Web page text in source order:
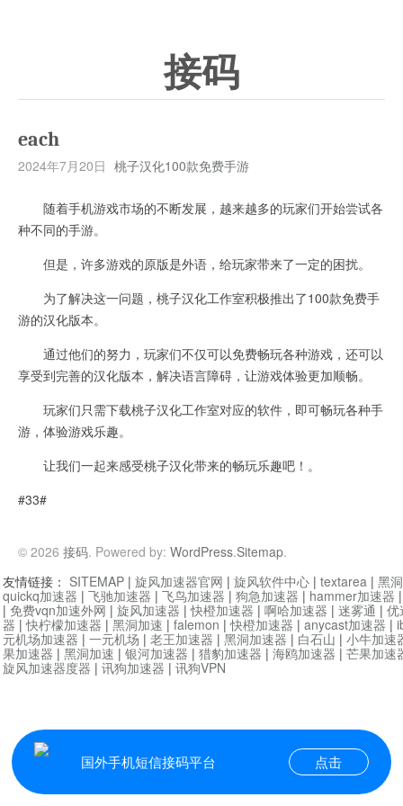
接码
each
2024年7月20日 桃子汉化100款免费手游
随着手机游戏市场的不断发展，越来越多的玩家们开始尝试各
种不同的手游。
但是，许多游戏的原版是外语，给玩家带来了一定的困扰。
为了解决这一问题，桃子汉化工作室积极推出了100款免费手
游的汉化版本。
通过他们的努力，玩家们不仅可以免费畅玩各种游戏，还可以
享受到完善的汉化版本，解决语言障碍，让游戏体验更加顺畅。
玩家们只需下载桃子汉化工作室对应的软件，即可畅玩各种手
游，体验游戏乐趣。
让我们一起来感受桃子汉化带来的畅玩乐趣吧！。
#33#
© 2026 接码. Powered by: WordPress.Sitemap.
国外手机短信接码平台 点击
友情链接： SITEMAP | 旋风加速器官网 | 旋风软件中心 | textarea | 黑
quickq加速器 | 飞驰加速器 | 飞鸟加速器 | 狗急加速器 | hammer加速器
| 免费vqn加速外网 | 旋风加速器 |快橙加速器 | 啊哈加速器 | 迷雾通 | 优
器 |快柠檬加速器 | 黑洞加速 | falemon |快橙加速器 | anycast加速器 |
元机场加速器 | 一元机场 | 老王加速器 | 黑洞加速器 | 白石山 | 小牛加速
果加速器 | 黑洞加速 | 银河加速器 | 猎豹加速器 | 海鸥加速器 | 芒果加速
旋风加速器度器 | 讯狗加速器 | 讯狗VPN